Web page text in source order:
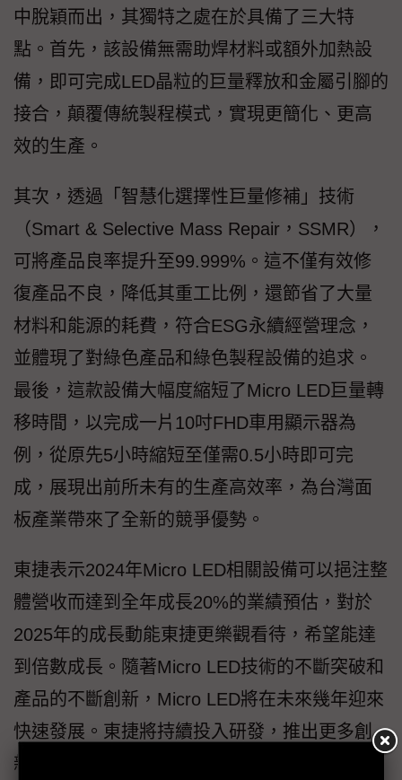
中脫穎而出，其獨特之處在於具備了三大特
點。首先，該設備無需助焊材料或額外加熱設
備，即可完成LED晶粒的巨量釋放和金屬引腳的
接合，顛覆傳統製程模式，實現更簡化、更高
效的生產。
其次，透過「智慧化選擇性巨量修補」技術
（Smart & Selective Mass Repair，SSMR），
可將產品良率提升至99.999%。這不僅有效修
復產品不良，降低其重工比例，還節省了大量
材料和能源的耗費，符合ESG永續經營理念，
並體現了對綠色產品和綠色製程設備的追求。
最後，這款設備大幅度縮短了Micro LED巨量轉
移時間，以完成一片10吋FHD車用顯示器為
例，從原先5小時縮短至僅需0.5小時即可完
成，展現出前所未有的生產高效率，為台灣面
板產業帶來了全新的競爭優勢。
東捷表示2024年Micro LED相關設備可以挹注整
體營收而達到全年成長20%的業績預估，對於
2025年的成長動能東捷更樂觀看待，希望能達
到倍數成長。隨著Micro LED技術的不斷突破和
產品的不斷創新，Micro LED將在未來幾年迎來
快速發展。東捷將持續投入研發，推出更多創
新的Micro LED解決方案，以滿足市場需求。